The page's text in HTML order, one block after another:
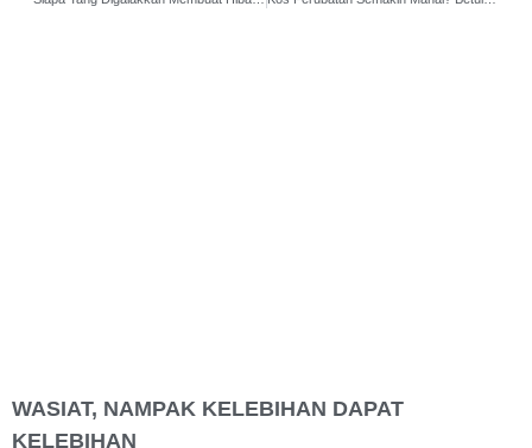
WASIAT, NAMPAK KELEBIHAN DAPAT
KELEBIHAN